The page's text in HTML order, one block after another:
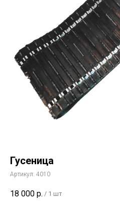
Гусеница
Артикул: 4010
18 000 р. / 1 шт